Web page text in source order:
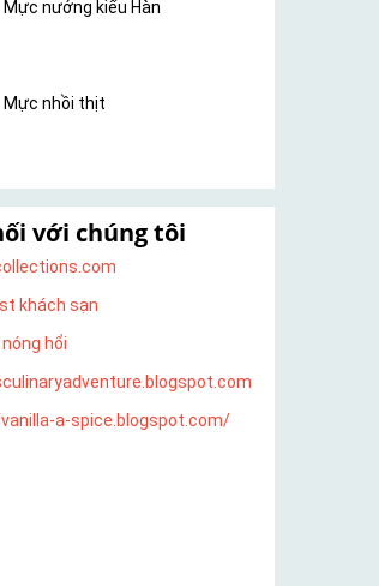
Mực nướng kiểu Hàn
Mực nhồi thịt
với chúng tôi
khách sạn
hổi
a-spice.blogspot.com/